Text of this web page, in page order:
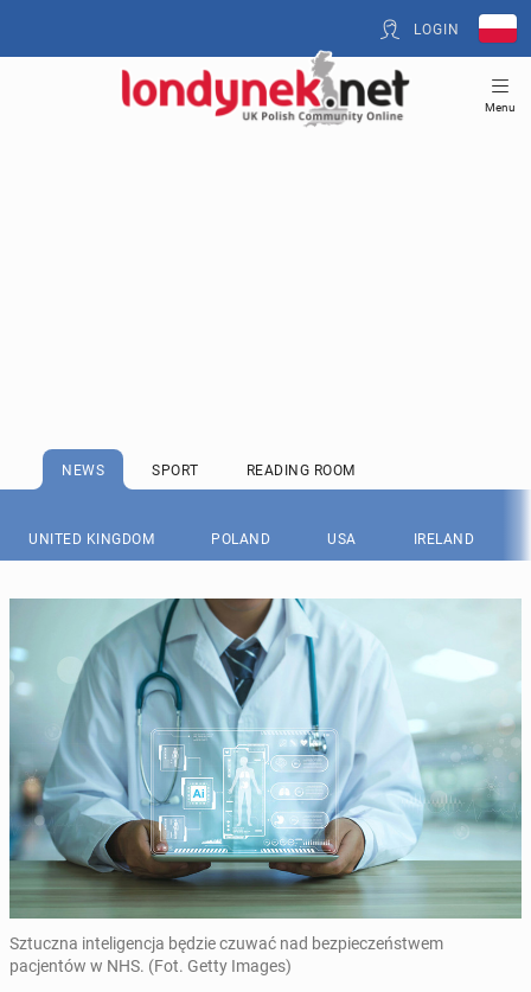
LOGIN
Menu
NEWS SPORT READING ROOM
UNITED KINGDOM POLAND USA IRELAND
Sztuczna inteligencja będzie czuwać nad bezpieczeństwem
pacjentów w NHS. (Fot. Getty Images)